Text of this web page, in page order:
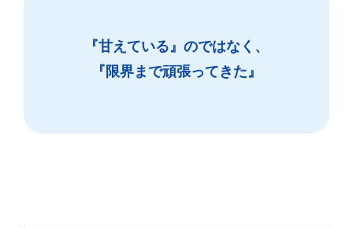
『甘えている』のではなく、
『限界まで頑張ってきた』